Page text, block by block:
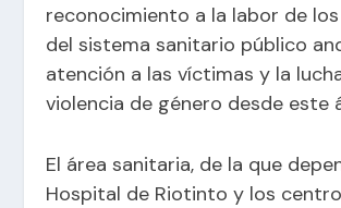
reconocimiento a la labor de
del sistema sanitario público
atención a las víctimas y la
violencia de género desde este
El área sanitaria, de la que
Hospital de Riotinto y los